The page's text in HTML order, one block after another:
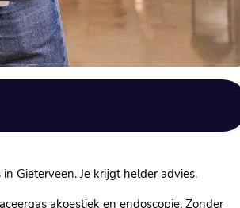
Gieterveen. Je krijgt helder advies.
akoestiek en endoscopie. Zonder